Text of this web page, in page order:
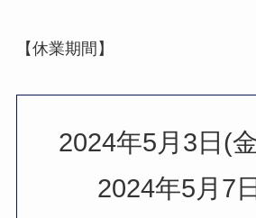
【休業期間】
2024年5月3日
2024年5月7